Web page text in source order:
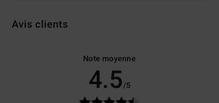
Avis clients
Note moyenne
4.5/5